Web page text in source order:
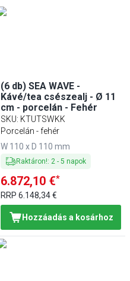
(6 db) SEA WAVE -
Kávé/tea csészealj - Ø 11
cm - porcelán - Fehér
SKU: KTUTSWKK
Porcelán - fehér
W 110 x D 110 mm
Raktáron!: 2 -5 napok
6.872,10 €*
RRP6.148,34 €
Hozzáadás a kosárhoz